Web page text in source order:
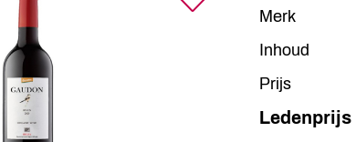
Merk
Inhoud
Prijs
Ledenprijs